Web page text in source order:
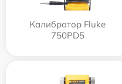
Калибратор Fluke
750PD5